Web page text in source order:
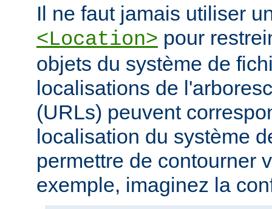
Il ne faut jamais utiliser
<Location> pour
objets du système de
localisations de
(URLs) peuvent
localisation du système
permettre de contourner
exemple, imaginez la